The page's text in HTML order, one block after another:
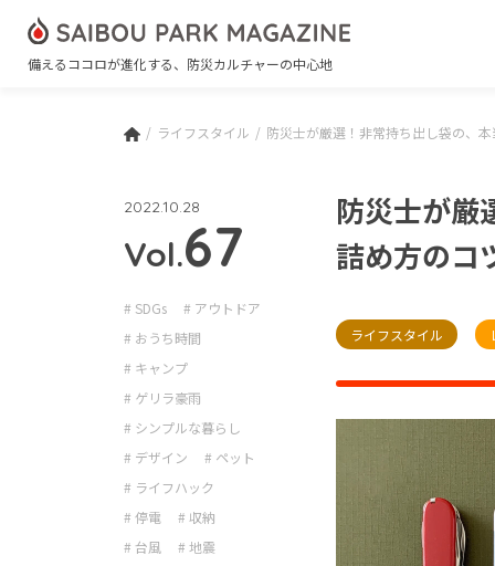
備えるココロが進化する、防災カルチャーの中心地
ライフスタイル 防災士が厳選！非常持ち出し袋の、
2022.10.28
Vol.67
# SDGs
# アウトドア
# おうち時間
# キャンプ
# ゲリラ豪雨
# シンプルな暮らし
# デザイン
# ペット
# ライフハック
# 停電
# 収納
# 台風
# 地震
防災士が厳
詰め方のコ
ライフスタイル